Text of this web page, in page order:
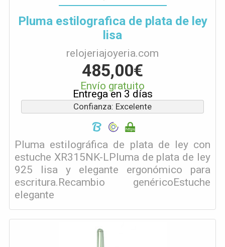
Pluma estilografica de plata de ley
lisa
relojeriajoyeria.com
485,00€
Envío gratuito
Entrega en 3 días
Confianza: Excelente
Pluma estilográfica de plata de ley con
estuche XR315NK-LPluma de plata de ley
925 lisa y elegante ergonómico para
escritura.Recambio genéricoEstuche
elegante